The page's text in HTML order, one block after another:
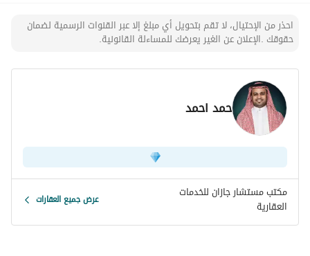
احذر من الإحتيال، لا تقم بتحويل أي مبلغ إلا عبر القنوات الرسمية لضمان
حقوقك .الإعلان عن الغير يعرضك للمساءلة القانونية.
حمد احمد
مكتب مستشار جازان للخدمات
العقارية عرض جميع العقارات